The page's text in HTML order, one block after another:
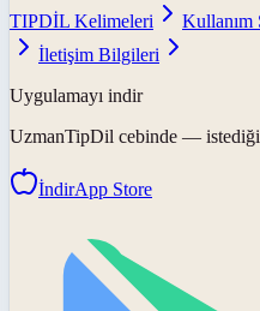
TIPDİL Kelimeleri
Kullanım
İletişim Bilgileri
Uygulamayı indir
UzmanTipDil cebinde —
İndirApp Store